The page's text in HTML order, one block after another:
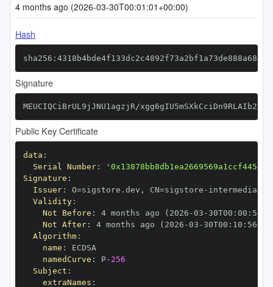
4 months ago (2026-03-30T00:01:01+00:00)
Hash
Signature
MEUCIQCiBrUL9jJNU1agzjR/
Public Key Certificate
data :
Serial Number:
Signature :
Issuer: O=sigstore.dev , CN=sigstore -
Validity:
Not Before : 4 months ago (2026 -03 - 30T00 : 00 :
Not After: 4 months ago (2026 -03 - 30T00 : 10 : 56+00
Algorithm:
name :
namedCurve : P- 256
Subject :
extraNames :